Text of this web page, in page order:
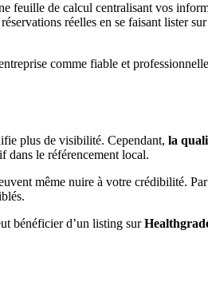
feuille de calcul centralisant vos
réelles en se faisant lister
comme fiable et
plus de visibilité. Cependant, la
dans le référencement local.
même nuire à votre crédibilité.
bénéficier d’un listing sur